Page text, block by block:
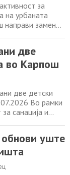
за
на урбаната
замена
улицата Никола
и санирана е
во склоп на ова
две
во Карпош
две детски
Во рамки
санација и
на уште две
игралиште
Парапунов
се нови
уште